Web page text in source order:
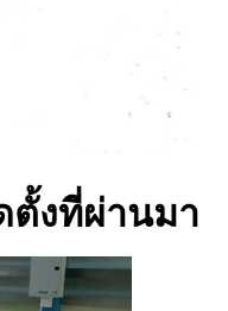
ตั้งที่ผ่านมา